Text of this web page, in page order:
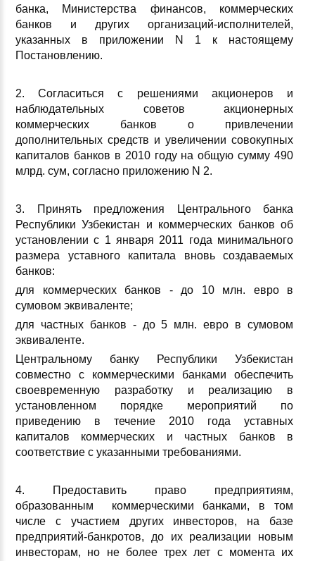
банка, Министерства финансов, коммерческих
банков и других организаций-исполнителей,
указанных в приложении N 1 к настоящему
Постановлению.
2. Согласиться с решениями акционеров и
наблюдательных советов акционерных
коммерческих банков о привлечении
дополнительных средств и увеличении совокупных
капиталов банков в 2010 году на общую сумму 490
млрд. сум, согласно приложению N 2.
3. Принять предложения Центрального банка
Республики Узбекистан и коммерческих банков об
установлении с 1 января 2011 года минимального
размера уставного капитала вновь создаваемых
банков:
для коммерческих банков - до 10 млн. евро в
сумовом эквиваленте;
для частных банков - до 5 млн. евро в сумовом
эквиваленте.
Центральному банку Республики Узбекистан
совместно с коммерческими банками обеспечить
своевременную разработку и реализацию в
установленном порядке мероприятий по
приведению в течение 2010 года уставных
капиталов коммерческих и частных банков в
соответствие с указанными требованиями.
4. Предоставить право предприятиям,
образованным коммерческими банками, в том
числе с участием других инвесторов, на базе
предприятий-банкротов, до их реализации новым
инвесторам, но не более трех лет с момента их